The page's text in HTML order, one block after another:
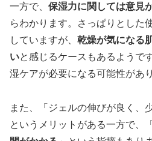
一方で、 保湿力に関しては意見
らわかります。さっぱりとした
していますが、 乾燥が気になる
いと感じるケースもあるようで
湿ケアが必要になる可能性があ
また、「ジェルの伸びが良く、
というメリットがある一方で、「